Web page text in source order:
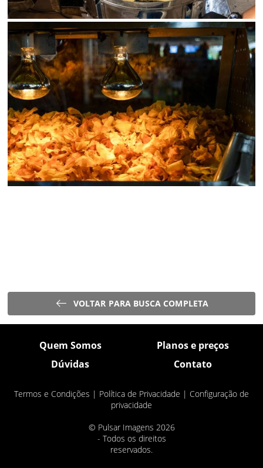
VOLTAR PARA BUSCA COMPLETA
Quem Somos
Planos e preços
Dúvidas
Contato
Termos e Condições | Política de Privacidade | Configuração de
privacidade
© Pulsar Imagens 2026
- Todos os direitos
reservados.